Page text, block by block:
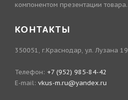
компонентом презентации товара.
КОНТАКТЫ
350051, г.Краснодар, ул. Лузана 19
Телефон: +7 (952) 985-84-42
E-mail: vkus-m.ru@yandex.ru